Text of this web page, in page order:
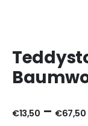
€13,50 – €67,50